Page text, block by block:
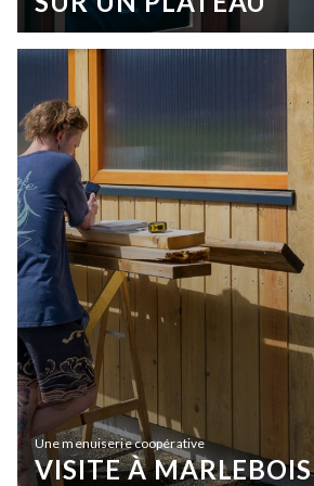
Une menuiserie coopérative
VISITE À MARLEBOIS